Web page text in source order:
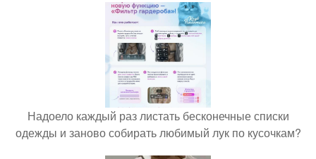
Надоело каждый раз листать бесконечные списки
одежды и заново собирать любимый лук по кусочкам?